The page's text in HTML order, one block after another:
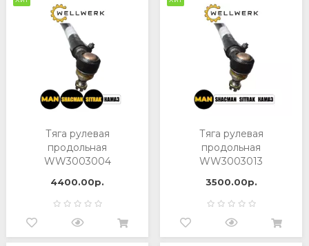
Тяга рулевая
продольная
WW3003004
4400.00р.
Тяга рулевая
продольная
WW3003013
3500.00р.